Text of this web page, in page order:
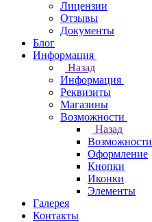
Лицензии
Отзывы
Документы
Блог
Информация
Назад
Информация
Реквизиты
Магазины
Возможности
Назад
Возможности
Оформление
Кнопки
Иконки
Элементы
Галерея
Контакты